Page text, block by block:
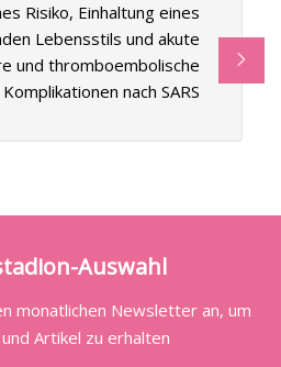
Risiko, Einhaltung eines
Lebensstils und akute
und thromboembolische
Komplikationen nach SARS
Auswahl
monatlichen Newsletter an, um
Artikel zu erhalten